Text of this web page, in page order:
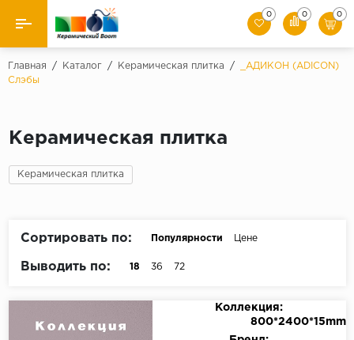
Назад
Керамическая плитка
Керамогранит
Искусственный камень
0 0 0
Главная / Каталог / Керамическая плитка /
_АДИКОН (ADICON)
Слэбы
Керамическая плитка
Керамическая плитка
Сортировать по: Популярности Цене
Выводить по: 18 36 72
Коллекция:
800*2400*15mm